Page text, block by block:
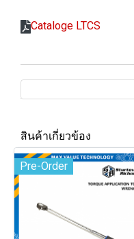
Cataloge LTCS
สินค้าเกี่ยวข้อง
Pre-Order